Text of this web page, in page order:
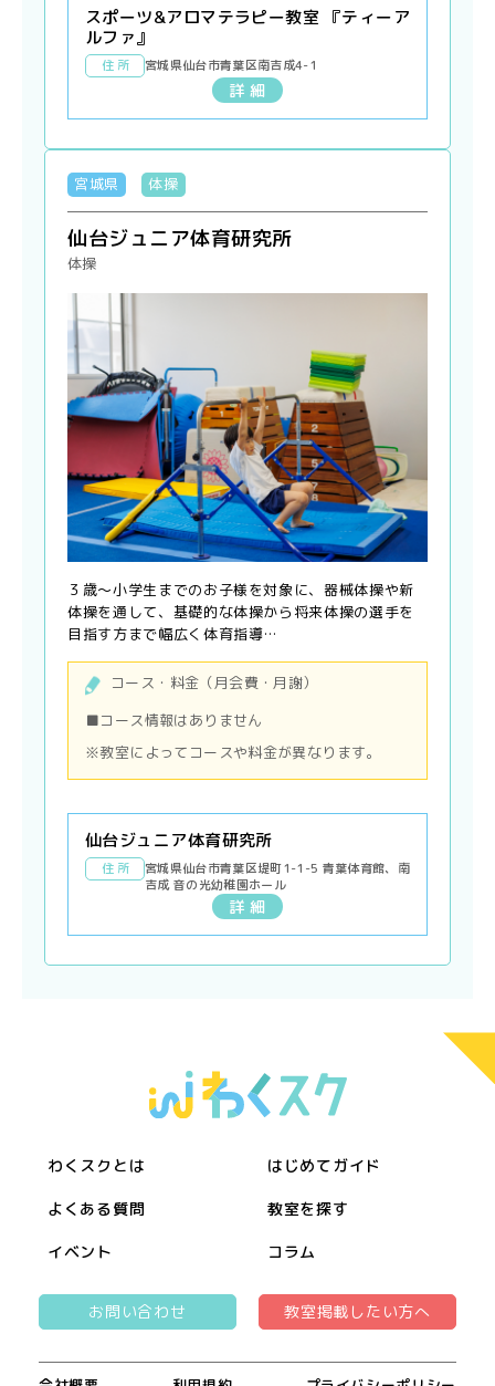
スポーツ&アロマテラピー教室 『ティーア
ルファ』
住 所 宮城県仙台市青葉区南吉成4-1
詳 細
宮城県 体操
仙台ジュニア体育研究所
体操
３歳〜小学生までのお子様を対象に、器械体操や新
体操を通して、基礎的な体操から将来体操の選手を
目指す方まで幅広く体育指導…
コース・料金（月会費・月謝）
■コース情報はありません
※教室によってコースや料金が異なります。
仙台ジュニア体育研究所
住 所
宮城県仙台市青葉区堤町1-1-5 青葉体育館、南
吉成 音の光幼稚園ホール
詳 細
わくスクとは はじめてガイド
よくある質問 教室を探す
イベント コラム
お問い合わせ 教室掲載したい方へ